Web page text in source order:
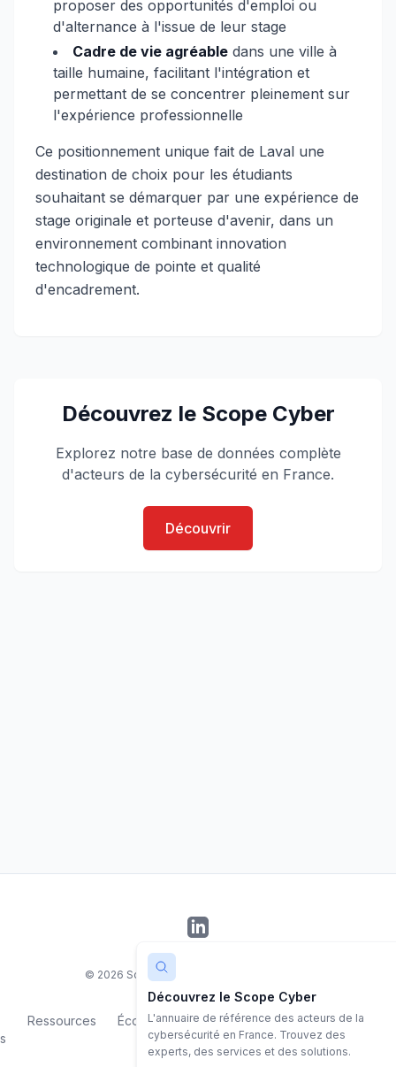
proposer des opportunités d'emploi ou
d'alternance à l'issue de leur stage
Cadre de vie agréable dans une ville à
taille humaine, facilitant l'intégration et
permettant de se concentrer pleinement sur
l'expérience professionnelle
Ce positionnement unique fait de Laval une
destination de choix pour les étudiants
souhaitant se démarquer par une expérience de
stage originale et porteuse d'avenir, dans un
environnement combinant innovation
technologique de pointe et qualité
d'encadrement.
Découvrez le Scope Cyber
Explorez notre base de données complète
d'acteurs de la cybersécurité en France.
Découvrir
LinkedIn
© 2026 Scope Cyber. Tous droits réservés.
Ressources Écosystème Contact
Mentions
légales
Découvrez le Scope Cyber
L'annuaire de référence des acteurs de la
cybersécurité en France. Trouvez des
experts, des services et des solutions.